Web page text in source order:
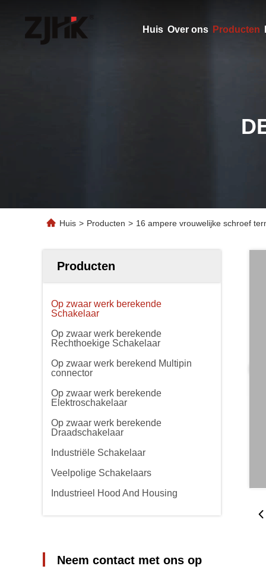
Huis Over ons Producten
Huis > Producten > 16 ampere vrouwelijke schroef
Producten
Op zwaar werk berekende
Schakelaar
Op zwaar werk berekende
Rechthoekige Schakelaar
Op zwaar werk berekend Multipin
connector
Op zwaar werk berekende
Elektroschakelaar
Op zwaar werk berekende
Draadschakelaar
Industriële Schakelaar
Veelpolige Schakelaars
Industrieel Hood And Housing
Neem contact met ons op